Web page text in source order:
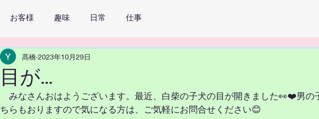
お客様 趣味 日常 仕事
目が…
髙橋 2023年10月29日
みなさんおはようございます。最近、白柴の子犬の目が開きました👀❤️男の
ちらもおりますので気になる方は、ご気軽にお問合せください😊